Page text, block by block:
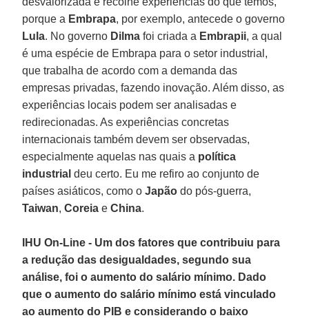
porque a Embrapa, por exemplo, antecede o governo
Lula. No governo Dilma foi criada a Embrapii, a qual
é uma espécie de Embrapa para o setor industrial,
que trabalha de acordo com a demanda das
empresas privadas, fazendo inovação. Além disso, as
experiências locais podem ser analisadas e
redirecionadas. As experiências concretas
internacionais também devem ser observadas,
especialmente aquelas nas quais a política
industrial deu certo. Eu me refiro ao conjunto de
países asiáticos, como oJapão do pós-guerra,
Taiwan,Coreia eChina.
IHU On-Line - Um dos fatores que contribuiu para
a redução das desigualdades, segundo sua
análise, foi o aumento do salário mínimo. Dado
que o aumento do salário mínimo está vinculado
ao aumento do PIB e considerando o baixo